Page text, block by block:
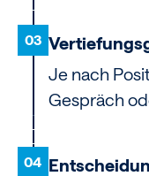
03
Je nach
Gespräch
04